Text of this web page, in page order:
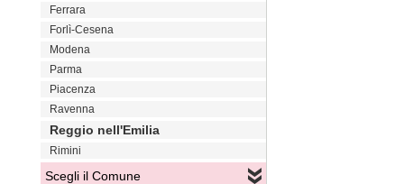
Ferrara
Forlì-Cesena
Modena
Parma
Piacenza
Ravenna
Reggio nell'Emilia
Rimini
Scegli il Comune